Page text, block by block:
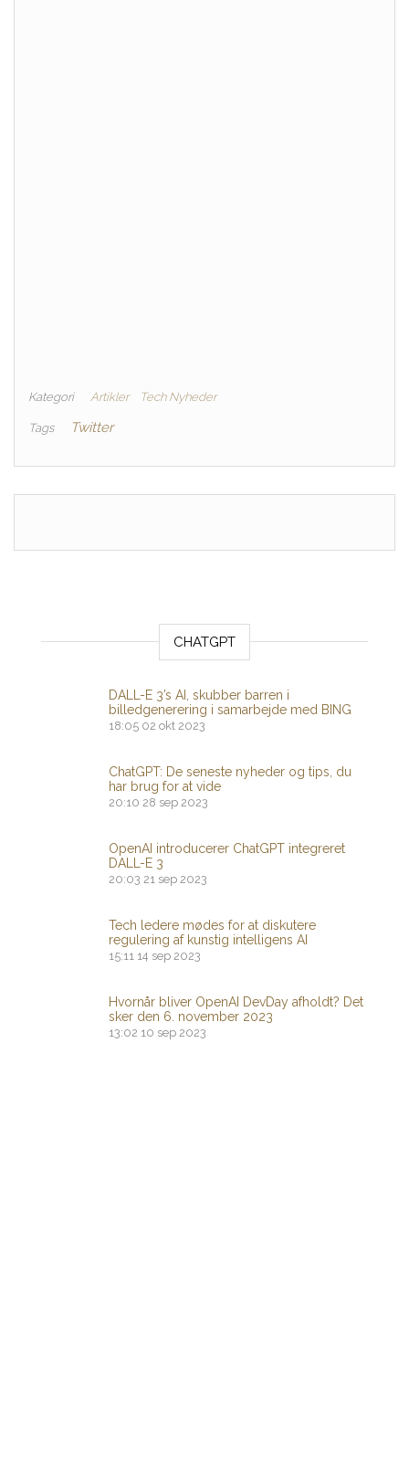
Kategori Artikler Tech Nyheder
Tags Twitter
CHATGPT
DALL-E 3’s AI, skubber barren i
billedgenerering i samarbejde med BING
18:05 02 okt 2023
ChatGPT: De seneste nyheder og tips, du
har brug for at vide
20:10 28 sep 2023
OpenAI introducerer ChatGPT integreret
DALL-E 3
20:03 21 sep 2023
Tech ledere mødes for at diskutere
regulering af kunstig intelligens AI
15:11 14 sep 2023
Hvornår bliver OpenAI DevDay afholdt? Det
sker den 6. november 2023
13:02 10 sep 2023